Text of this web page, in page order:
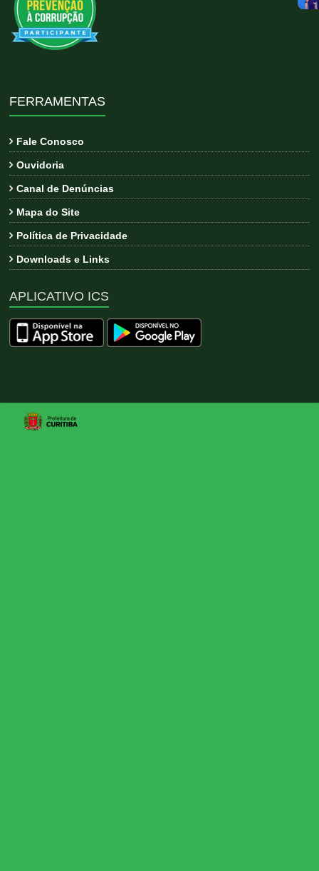
FERRAMENTAS
Fale Conosco
Ouvidoria
Canal de Denúncias
Mapa do Site
Política de Privacidade
Downloads e Links
APLICATIVO ICS